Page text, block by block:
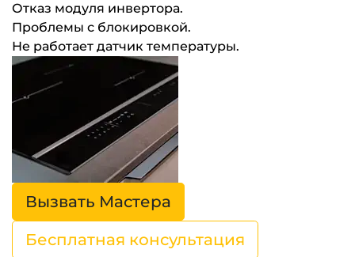
Отказ модуля инвертора.
Проблемы с блокировкой.
Не работает датчик температуры.
Вызвать Мастера
Бесплатная консультация